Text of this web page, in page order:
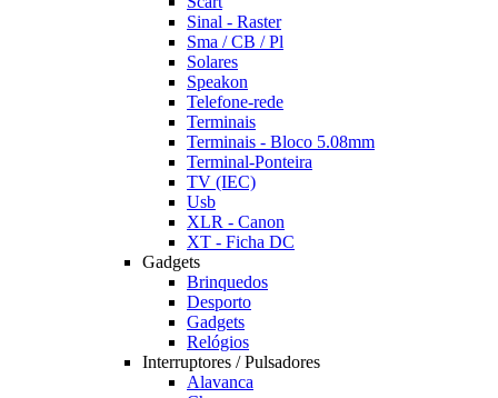
Sinal - Raster
Sma / CB / Pl
Solares
Speakon
Telefone-rede
Terminais
Terminais - Bloco 5.08mm
Terminal-Ponteira
TV (IEC)
Usb
XLR - Canon
XT - Ficha DC
Gadgets
Brinquedos
Desporto
Gadgets
Relógios
Interruptores / Pulsadores
Alavanca